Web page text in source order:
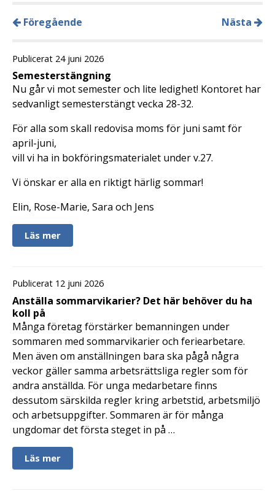
Föregående Nästa
Publicerat 24 juni 2026
Semesterstängning
Nu går vi mot semester och lite ledighet! Kontoret har
sedvanligt semesterstängt vecka 28-32.
För alla som skall redovisa moms för juni samt för
april-juni,
vill vi ha in bokföringsmaterialet under v.27.
Vi önskar er alla en riktigt härlig sommar!
Elin, Rose-Marie, Sara och Jens
Läs mer
Publicerat 12 juni 2026
Anställa sommarvikarier? Det här behöver du ha
koll på
Många företag förstärker bemanningen under
sommaren med sommarvikarier och feriearbetare.
Men även om anställningen bara ska pågå några
veckor gäller samma arbetsrättsliga regler som för
andra anställda. För unga medarbetare finns
dessutom särskilda regler kring arbetstid, arbetsmiljö
och arbetsuppgifter. Sommaren är för många
ungdomar det första steget in på …
Läs mer